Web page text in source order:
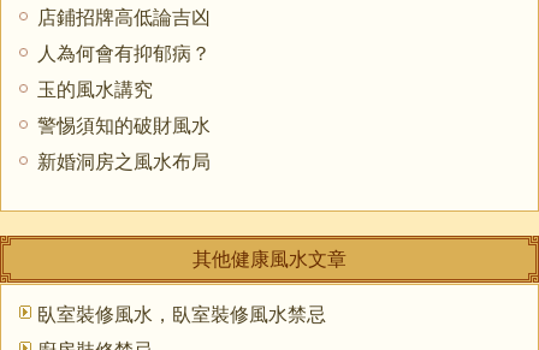
店鋪招牌高低論吉凶
人為何會有抑郁病？
玉的風水講究
警惕須知的破財風水
新婚洞房之風水布局
其他健康風水文章
臥室裝修風水，臥室裝修風水禁忌